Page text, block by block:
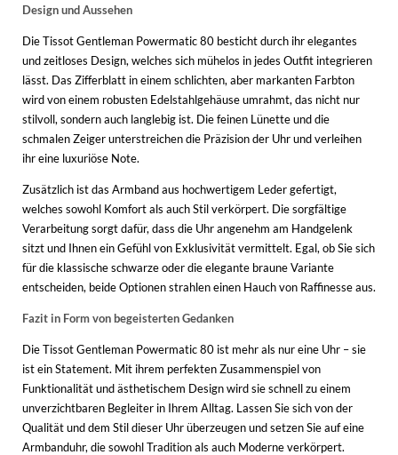
Design und Aussehen
Die Tissot Gentleman Powermatic 80 besticht durch ihr elegantes
und zeitloses Design, welches sich mühelos in jedes Outfit integrieren
lässt. Das Zifferblatt in einem schlichten, aber markanten Farbton
wird von einem robusten Edelstahlgehäuse umrahmt, das nicht nur
stilvoll, sondern auch langlebig ist. Die feinen Lünette und die
schmalen Zeiger unterstreichen die Präzision der Uhr und verleihen
ihr eine luxuriöse Note.
Zusätzlich ist das Armband aus hochwertigem Leder gefertigt,
welches sowohl Komfort als auch Stil verkörpert. Die sorgfältige
Verarbeitung sorgt dafür, dass die Uhr angenehm am Handgelenk
sitzt und Ihnen ein Gefühl von Exklusivität vermittelt. Egal, ob Sie sich
für die klassische schwarze oder die elegante braune Variante
entscheiden, beide Optionen strahlen einen Hauch von Raffinesse aus.
Fazit in Form von begeisterten Gedanken
Die Tissot Gentleman Powermatic 80 ist mehr als nur eine Uhr – sie
ist ein Statement. Mit ihrem perfekten Zusammenspiel von
Funktionalität und ästhetischem Design wird sie schnell zu einem
unverzichtbaren Begleiter in Ihrem Alltag. Lassen Sie sich von der
Qualität und dem Stil dieser Uhr überzeugen und setzen Sie auf eine
Armbanduhr, die sowohl Tradition als auch Moderne verkörpert.